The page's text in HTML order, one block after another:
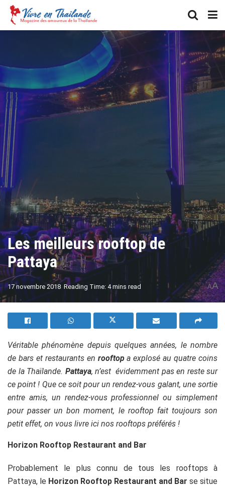
Les meilleurs rooftop de
Pattaya
17 novembre 2018 Reading Time: 4 mins read AA
Véritable phénomène depuis quelques années, le nombre
de bars et restaurants en rooftopa explosé au quatre coins
de la Thaïlande. Pattaya, n’est évidemment pas en reste sur
ce point ! Que ce soit pour un rendez-vous galant, une sortie
entre amis, un rendez-vous professionnel ou simplement
pour passer un bon moment, le rooftop fait toujours son
petit effet, on vous livre ici nos rooftops préférés !
Horizon Rooftop Restaurant and Bar
Probablement le plus connu de tous les rooftops à
Pattaya, le Horizon Rooftop Restaurant and Bar se situe